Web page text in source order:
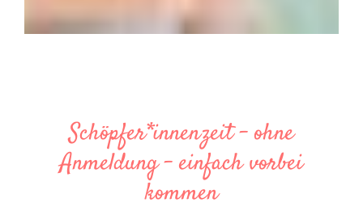
Schöpfer*innenzeit - ohne
Anmeldung - einfach vorbei
kommen